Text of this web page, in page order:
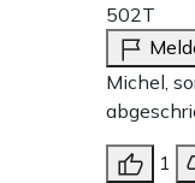
502T
Michel,
1